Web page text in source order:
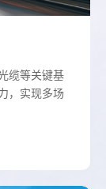
缆等关键基
，实现多场